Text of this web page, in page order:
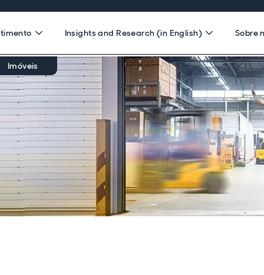
Insights and Research (in English) Sobre
Imóveis